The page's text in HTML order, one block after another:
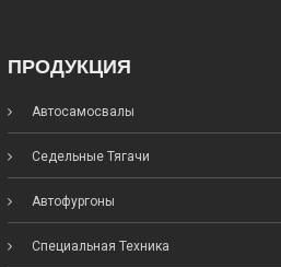
ПРОДУКЦИЯ
Автосамосвалы
Седельные Тягачи
Автофургоны
Специальная Техника